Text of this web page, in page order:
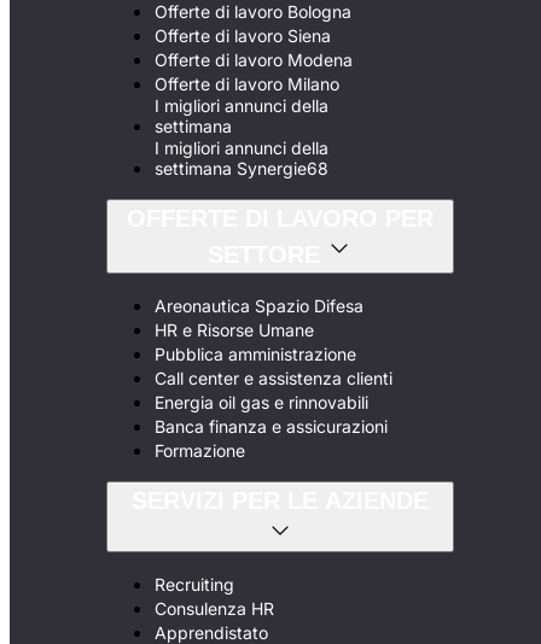
Offerte di lavoro Bologna
Offerte di lavoro Siena
Offerte di lavoro Modena
Offerte di lavoro Milano
I migliori annunci della
settimana
I migliori annunci della
settimana Synergie68
Areonautica Spazio Difesa
HR e Risorse Umane
Pubblica amministrazione
Call center e assistenza clienti
Energia oil gas e rinnovabili
Banca finanza e assicurazioni
Formazione
Recruiting
Consulenza HR
Apprendistato